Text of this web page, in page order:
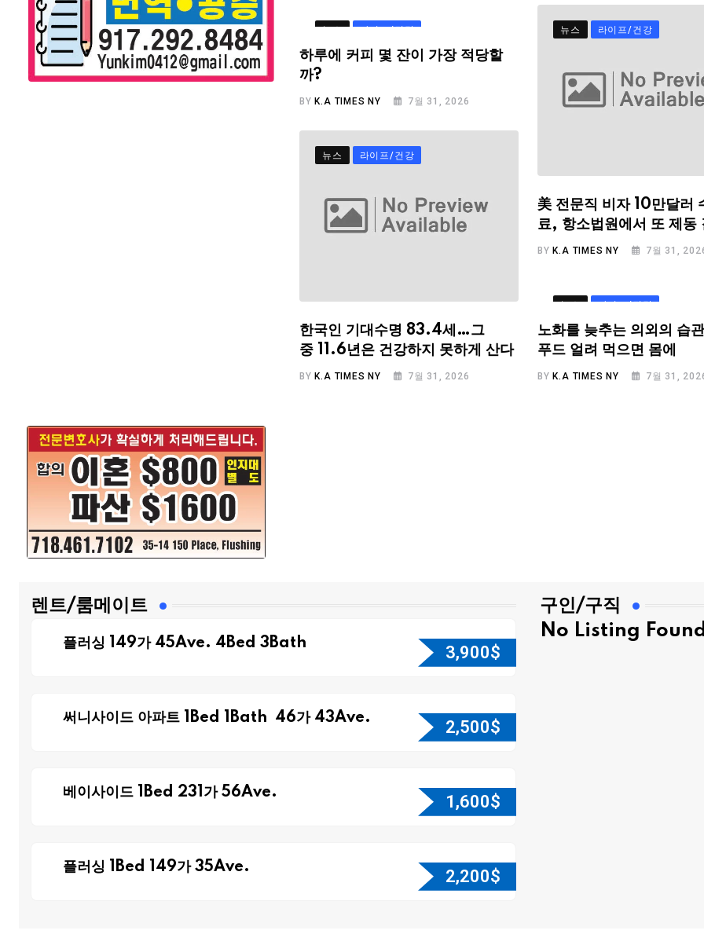
뉴스 라이프/건강
하루에 커피 몇 잔이 가장 적당할
까?
BYK.A TIMES NY 7월 31, 2026
뉴스 라이프/건강
美 전문직 비자 10만달러
료, 항소법원에서 또 제동
BYK.A TIMES NY 7월 31,
뉴스 라이프/건강
한국인 기대수명 83.4세…그
중 11.6년은 건강하지 못하게 산다
BYK.A TIMES NY 7월 31, 2026
뉴스 라이프/건강
노화를 늦추는 의외의 습
푸드 얼려 먹으면 몸에
BYK.A TIMES NY 7월 31,
렌트/룸메이트
플러싱 149가 45Ave. 4Bed 3Bath 3,900$
써니사이드 아파트 1Bed 1Bath 46가 43Ave. 2,500$
베이사이드 1Bed 231가 56Ave. 1,600$
플러싱 1Bed 149가 35Ave. 2,200$
구인/구직
No Listing